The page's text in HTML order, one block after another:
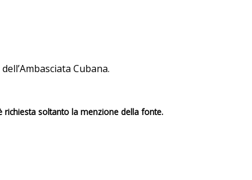
Cubana.
soltanto la menzione della fonte.